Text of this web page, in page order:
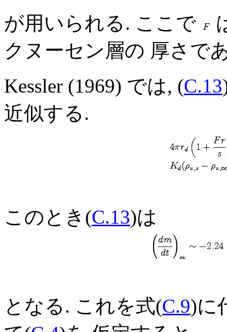
が用いられる. ここで
クヌーセン層の 厚さで
Kessler (1969) では, (C.13
近似する.
このとき(C.13)は
となる. これを式(C.9)に